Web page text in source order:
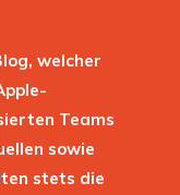
welcher
Teams
sowie
stets die